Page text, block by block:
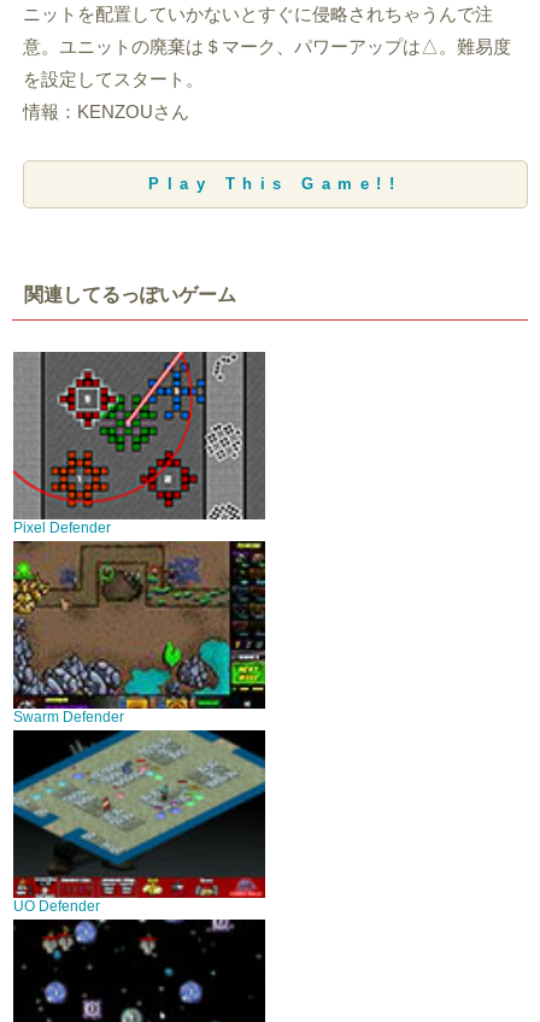
ニットを配置していかないとすぐに侵略されちゃうんで注
意。ユニットの廃棄は＄マーク、パワーアップは△。難易度
を設定してスタート。
情報：KENZOUさん
Play This Game!!
関連してるっぽいゲーム
Pixel Defender
Swarm Defender
UO Defender